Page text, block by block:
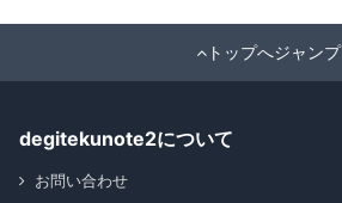
トップへジャンプ
degitekunote2について
お問い合わせ